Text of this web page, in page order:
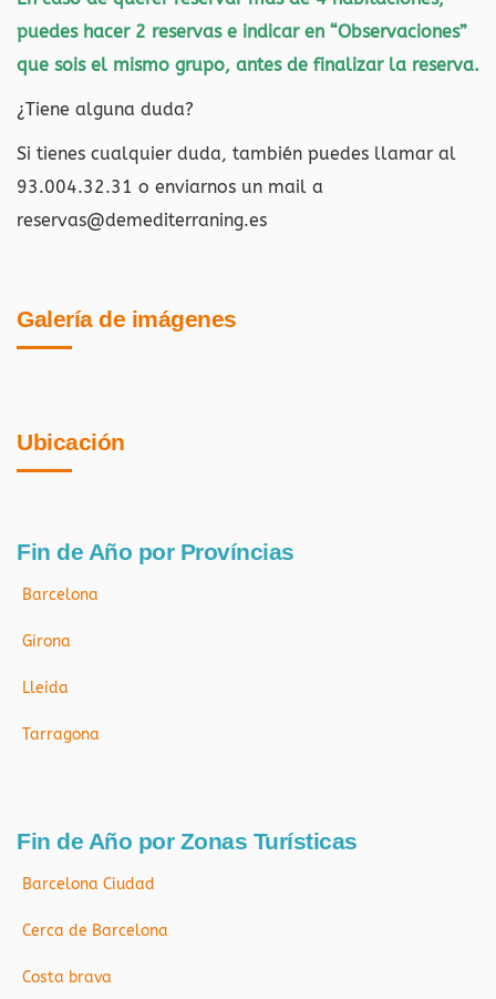
puedes hacer 2 reservas e indicar en “Observaciones”
que sois el mismo grupo, antes de finalizar la reserva.
¿Tiene alguna duda?
Si tienes cualquier duda, también puedes llamar al
93.004.32.31 o enviarnos un mail a
reservas@demediterraning.es
Galería de imágenes
Ubicación
Fin de Año por Províncias
Barcelona
Girona
Lleida
Tarragona
Fin de Año por Zonas Turísticas
Barcelona Ciudad
Cerca de Barcelona
Costa brava